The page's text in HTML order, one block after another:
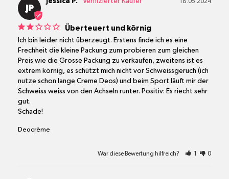
JP
Überteuert und körnig
Ich bin leider nicht überzeugt. Erstens finde ich es eine
Frechheit die kleine Packung zum probieren zum gleichen
Preis wie die Grosse Packung zu verkaufen, zweitens ist es
extrem körnig, es schützt mich nicht vor Schweissgeruch (ich
nutze schon lange Creme Deos) und beim Sport läuft mir der
Schweiss weiss von den Achseln runter. Positiv: Es riecht sehr
gut.
Schade!
Deocrème
War diese Bewertung hilfreich? 1 0